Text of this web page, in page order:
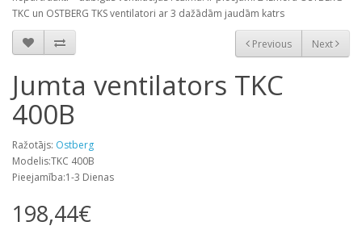
TKC un OSTBERG TKS ventilatori ar 3 dažādām jaudām katrs
Previous Next
Jumta ventilators TKC
400B
Ražotājs: Ostberg
Modelis:TKC 400B
Pieejamība:1-3 Dienas
198,44€